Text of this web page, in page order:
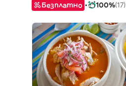
Безплатно 100%(17)